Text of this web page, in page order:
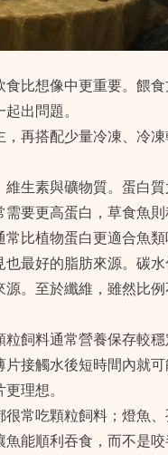
比想像中更重要。餵
出問題。
再搭配少量冷凍、冷
生素與礦物質。蛋白
要更高蛋白，草食魚
比植物蛋白更適合魚類
最好的脂肪來源。碳
。至於纖維，雖然比
飼料通常營養保存較穩
接觸水後短時間內就
理想。
常吃顆粒飼料；燈魚
能順利吞食，而不是咬